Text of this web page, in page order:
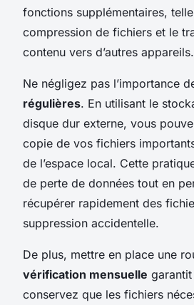
fonctions supplémentaires,
compression de fichiers et le
contenu vers d’autres appareils.
Ne négligez pas l’importance
régulières. En utilisant le
disque dur externe, vous
copie de vos fichiers
de l’espace local. Cette
de perte de données tout en
récupérer rapidement des
suppression accidentelle.
De plus, mettre en place une
vérification mensuelle
conservez que les fichiers